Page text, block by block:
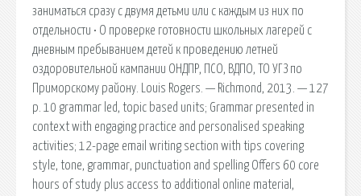
заниматься сразу с двумя детьми или с каждым из них по
отдельности • О проверке готовности школьных лагерей с
дневным пребыванием детей к проведению летней
оздоровительной кампании ОНДПР, ПСО, ВДПО, ТО УГЗ по
Приморскому району. Louis Rogers. — Richmond, 2013. — 127
p. 10 grammar led, topic based units; Grammar presented in
context with engaging practice and personalised speaking
activities; 12-page email writing section with tips covering
style, tone, grammar, punctuation and spelling Offers 60 core
hours of study plus access to additional online material,